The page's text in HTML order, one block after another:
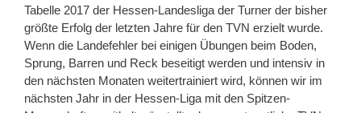
Tabelle 2017 der Hessen-Landesliga der Turner der bisher
größte Erfolg der letzten Jahre für den TVN erzielt wurde.
Wenn die Landefehler bei einigen Übungen beim Boden,
Sprung, Barren und Reck beseitigt werden und intensiv in
den nächsten Monaten weitertrainiert wird, können wir im
nächsten Jahr in der Hessen-Liga mit den Spitzen-